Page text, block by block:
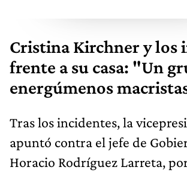
Cristina Kirchner y los
frente a su casa: "Un
energúmenos
Tras los incidentes, la
apuntó contra el jefe de
Horacio Rodríguez Larreta,